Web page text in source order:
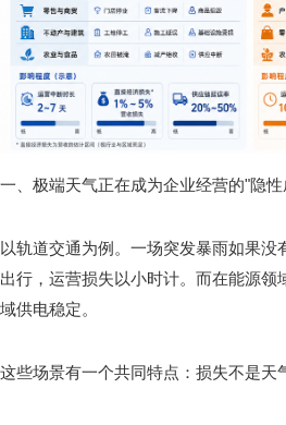
一、极端天气正在成为企业经营的"隐
以轨道交通为例。一场突发暴雨如果
出行，运营损失以小时计。而在能源
域供电稳定。
这些场景有一个共同特点：损失不是